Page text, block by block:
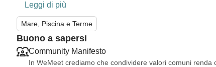
Leggi di più
Mare, Piscina e Terme
Buono a sapersi
Community Manifesto
In WeMeet crediamo che condividere valori comuni